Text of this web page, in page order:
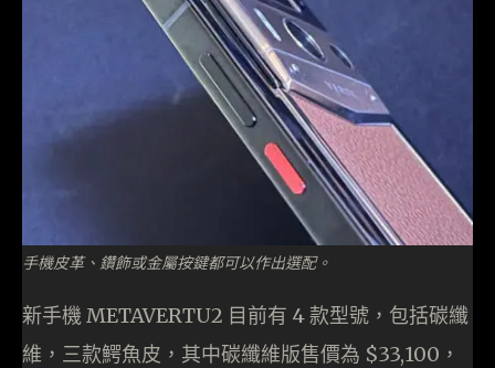
手機皮革、鑽飾或金屬按鍵都可以作出選配。
新手機 METAVERTU2 目前有 4 款型號，包括碳纖
維，三款鰐魚皮，其中碳纖維版售價為 $33,100，